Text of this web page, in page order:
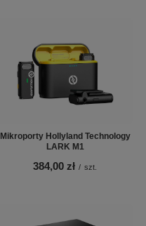
Mikroporty Hollyland Technology
LARK M1
384,00 zł / szt.